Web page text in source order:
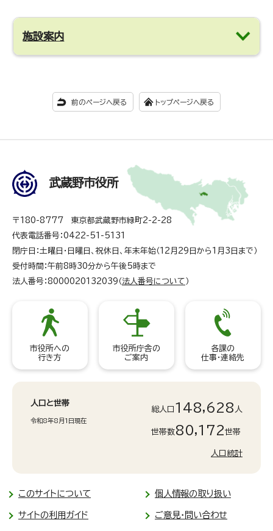
施設案内
前のページへ戻る トップページへ戻る
武蔵野市役所
〒180-8777 東京都武蔵野市緑町2-2-28
代表電話番号：0422-51-5131
閉庁日：土曜日・日曜日、祝休日、年末年始（12月29日から1月3日まで）
受付時間：午前8時30分から午後5時まで
法人番号：8000020132039（ 法人番号について ）
市役所への
行き方
市役所庁舎の
ご案内
各課の
仕事・連絡先
人口と世帯
令和8年8月1日現在
総人口 148,628 人
世帯数80,172世帯
人口統計
このサイトについて 個人情報の取り扱い
サイトの利用ガイド ご意見・問い合わせ